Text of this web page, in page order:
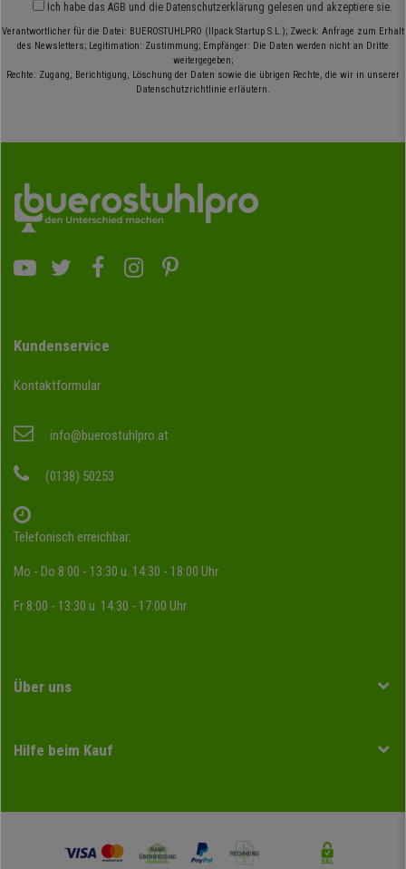
Ich habe das AGB und die Datenschutzerklärung gelesen und akzeptiere sie.
Verantwortlicher für die Datei: BUEROSTUHLPRO (Ilpack Startup S.L.); Zweck: Anfrage zum Erhalt
des Newsletters; Legitimation: Zustimmung; Empfänger: Die Daten werden nicht an Dritte
weitergegeben;
Rechte: Zugang, Berichtigung, Löschung der Daten sowie die übrigen Rechte, die wir in unserer
Datenschutzrichtlinie erläutern.
Kundenservice
Kontaktformular
info@buerostuhlpro.at
(0138) 50253
Telefonisch erreichbar:
Mo - Do 8:00 - 13:30 u. 14:30 - 18:00 Uhr
Fr 8:00 - 13:30 u. 14:30 - 17:00 Uhr
Über uns
Hilfe beim Kauf